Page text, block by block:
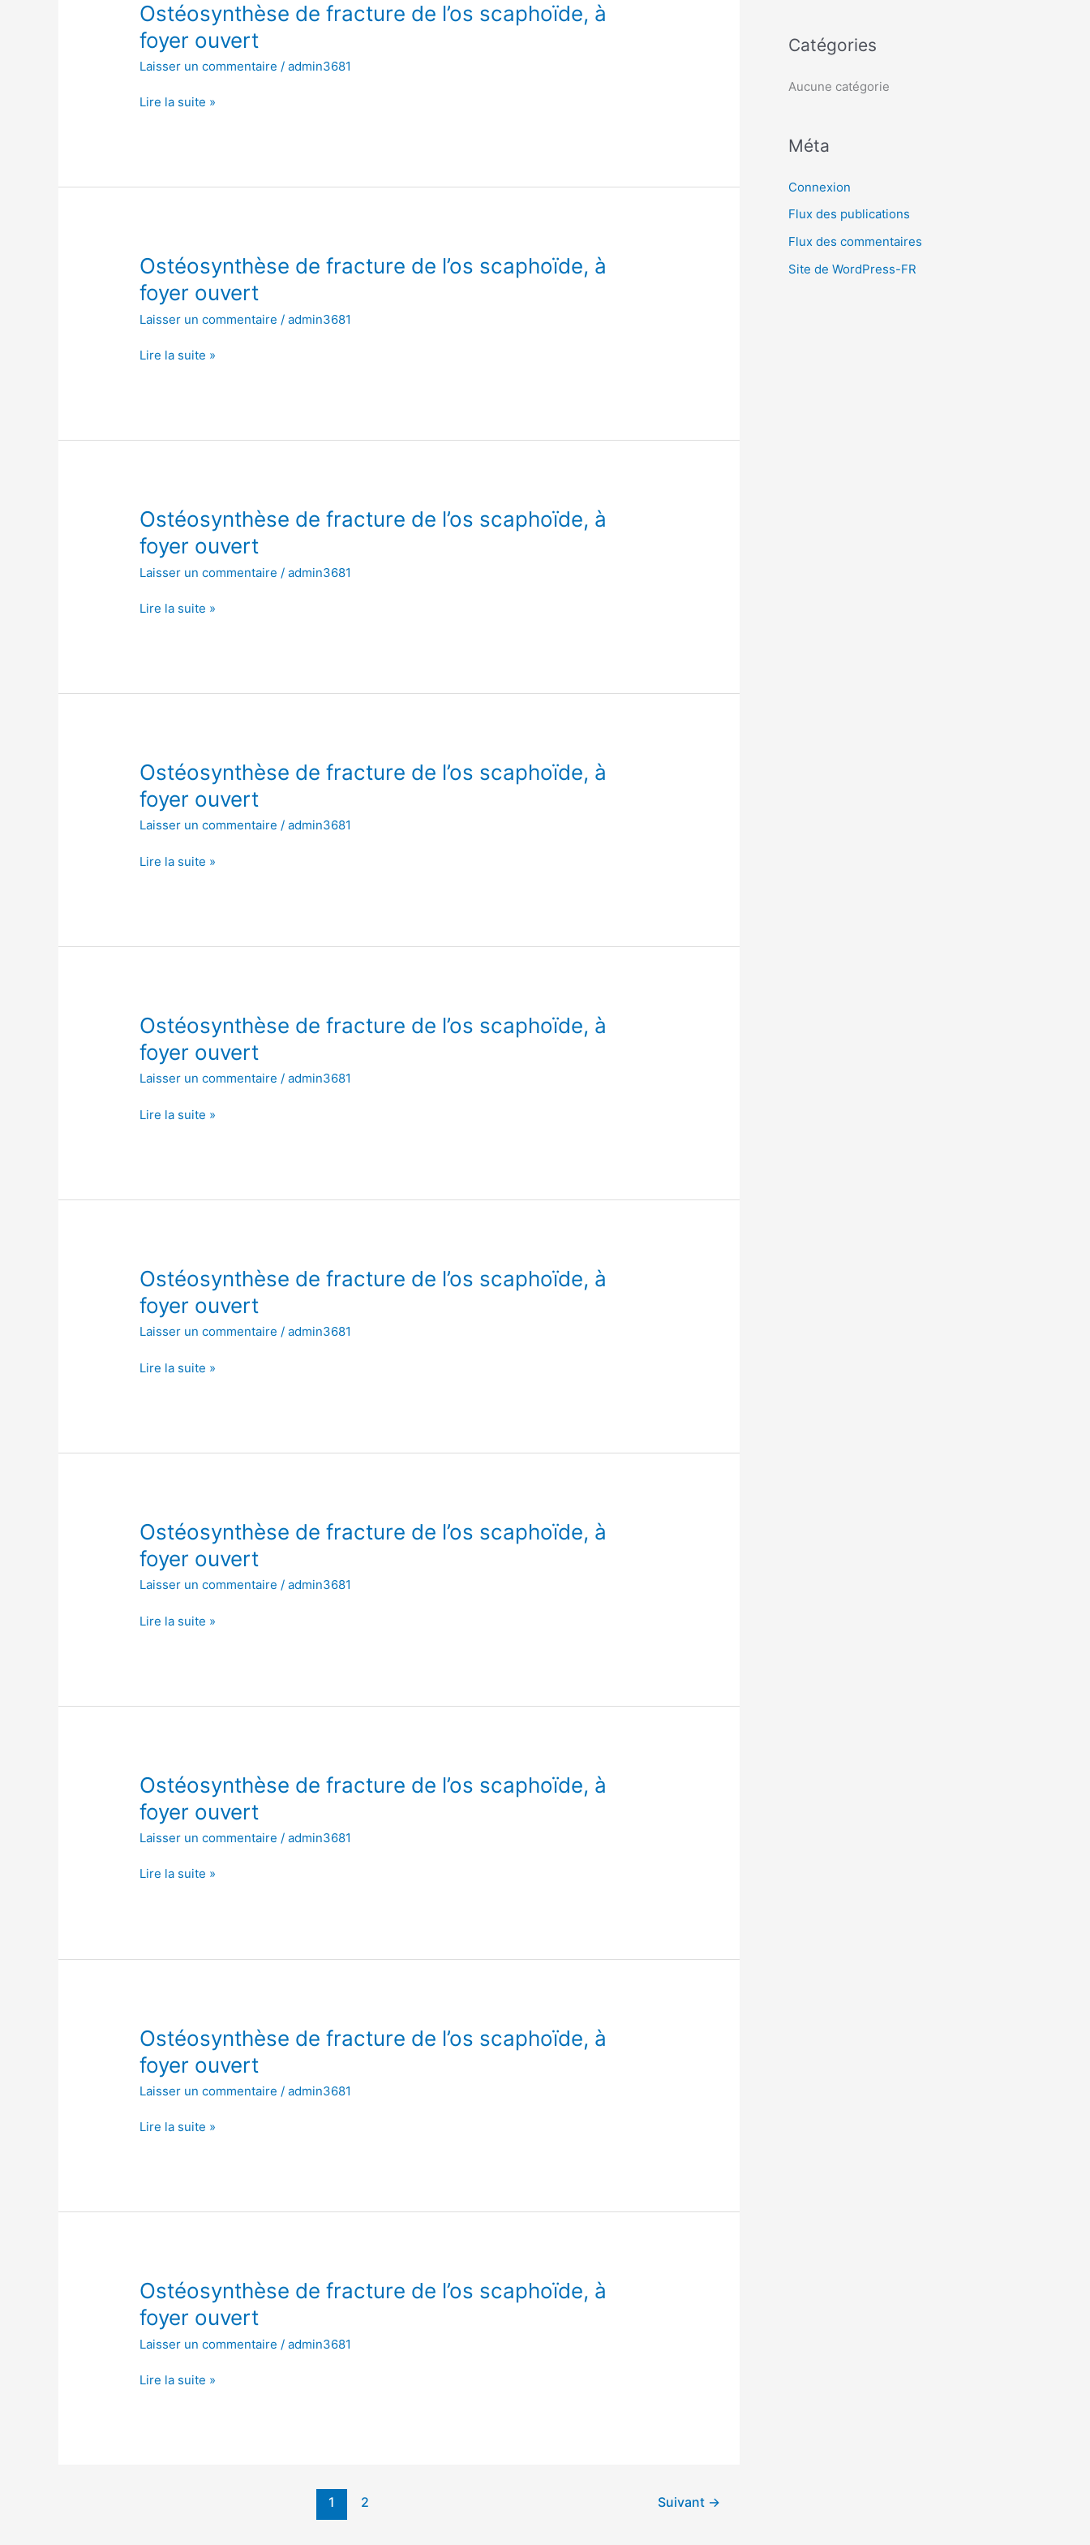
Ostéosynthèse de fracture de l’os scaphoïde, à
foyer ouvert
Laisser un commentaire /admin3681
Ostéosynthèse
fracture
de
scaphoïde,
Lire la suite »
Ostéosynthèse de fracture de l’os scaphoïde, à
foyer ouvert
Laisser un commentaire /admin3681
Ostéosynthèse
de
fracture
de
scaphoïde,
Lire la suite »
Ostéosynthèse de fracture de l’os scaphoïde, à
foyer ouvert
Laisser un commentaire /admin3681
Ostéosynthèse
de
fracture
de
scaphoïde,
Lire la suite »
Ostéosynthèse de fracture de l’os scaphoïde, à
foyer ouvert
Laisser un commentaire /admin3681
Ostéosynthèse
de
fracture
de
scaphoïde,
Lire la suite »
Ostéosynthèse de fracture de l’os scaphoïde, à
foyer ouvert
Laisser un commentaire /admin3681
Ostéosynthèse
de
fracture
de
scaphoïde,
Lire la suite »
Ostéosynthèse de fracture de l’os scaphoïde, à
foyer ouvert
Laisser un commentaire /admin3681
Ostéosynthèse
de
fracture
de
scaphoïde,
Lire la suite »
Ostéosynthèse de fracture de l’os scaphoïde, à
foyer ouvert
Laisser un commentaire /admin3681
Ostéosynthèse
de
fracture
de
scaphoïde,
Lire la suite »
Ostéosynthèse de fracture de l’os scaphoïde, à
foyer ouvert
Laisser un commentaire /admin3681
Ostéosynthèse
fracture
de
scaphoïde,
Lire la suite »
Ostéosynthèse de fracture de l’os scaphoïde, à
foyer ouvert
Laisser un commentaire /admin3681
Ostéosynthèse
fracture
de
scaphoïde,
Lire la suite »
Ostéosynthèse de fracture de l’os scaphoïde, à
foyer ouvert
Laisser un commentaire /admin3681
Ostéosynthèse
de
fracture
de
scaphoïde,
Lire la suite »
1 2 Suivant →
e
r
Catégories
Aucune catégorie
Méta
Connexion
Flux des publications
Flux des commentaires
Site de WordPress-FR